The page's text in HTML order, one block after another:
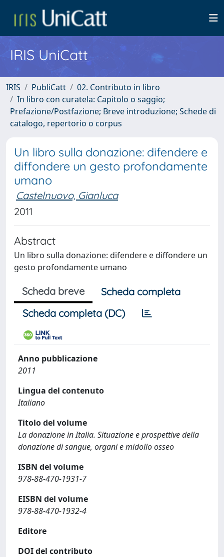
IRIS UniCatt
IRIS PubliCatt
02. Contributo in libro
In libro con curatela: Capitolo o saggio;
Prefazione/Postfazione; Breve introduzione; Schede di
catalogo, repertorio o corpus
Un libro sulla donazione: difendere e
diffondere un gesto profondamente
umano
Castelnuovo, Gianluca
2011
Abstract
Un libro sulla donazione: difendere e diffondere un
gesto profondamente umano
Scheda breve
Scheda completa
Scheda completa (DC)
Anno pubblicazione
2011
Lingua del contenuto
Italiano
Titolo del volume
La donazione in Italia. Situazione e prospettive della
donazione di sangue, organi e midollo osseo
ISBN del volume
978-88-470-1931-7
EISBN del volume
978-88-470-1932-4
Editore
DOI del contributo